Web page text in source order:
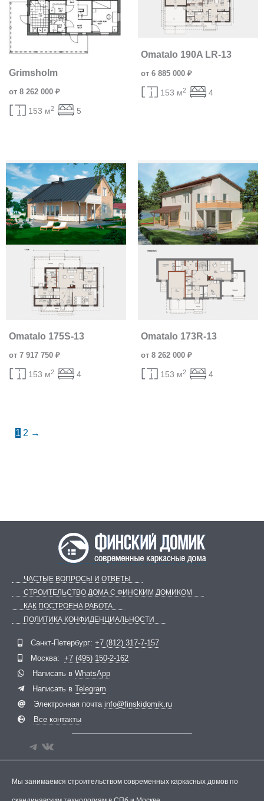
Grimsholm
от 8 262 000 ₽
153 м2 5
Omatalo 190A LR-13
от 6 885 000 ₽
153 м2 4
Omatalo 175S-13
от 7 917 750 ₽
153 м2 4
Omatalo 173R-13
от 8 262 000 ₽
153 м2 4
1 2 →
ЧАСТЫЕ ВОПРОСЫ И ОТВЕТЫ
СТРОИТЕЛЬСТВО ДОМА С ФИНСКИМ ДОМИКОМ
КАК ПОСТРОЕНА РАБОТА
ПОЛИТИКА КОНФИДЕНЦИАЛЬНОСТИ
Санкт-Петербург: +7 (812) 317-7-157
Москва: +7 (495) 150-2-162
Написать в WhatsApp
Написать в Telegram
Электронная почта info@finskidomik.ru
Все контакты
Мы занимаемся строительством современных каркасных домов по